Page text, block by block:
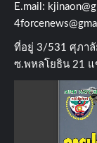
E.mail:
ที่อยู่​ 3/531​ ศุภาลั
ซ.พหลโยธิน​ 21​ แ